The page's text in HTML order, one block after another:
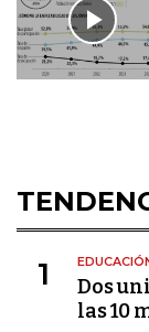
1
Dos
las 10